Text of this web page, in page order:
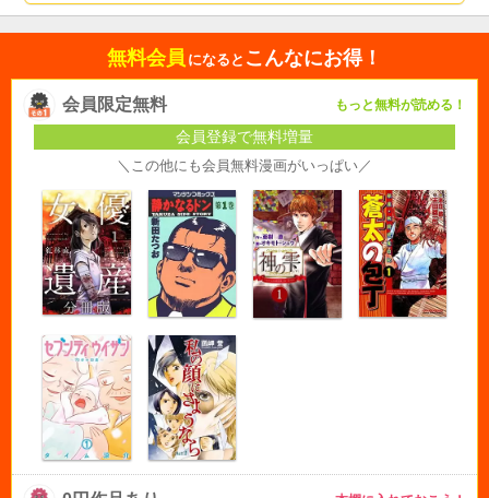
無料会員 になると こんなにお得！
会員限定無料 もっと無料が読める！
会員登録で無料増量
＼この他にも会員無料漫画がいっぱい／